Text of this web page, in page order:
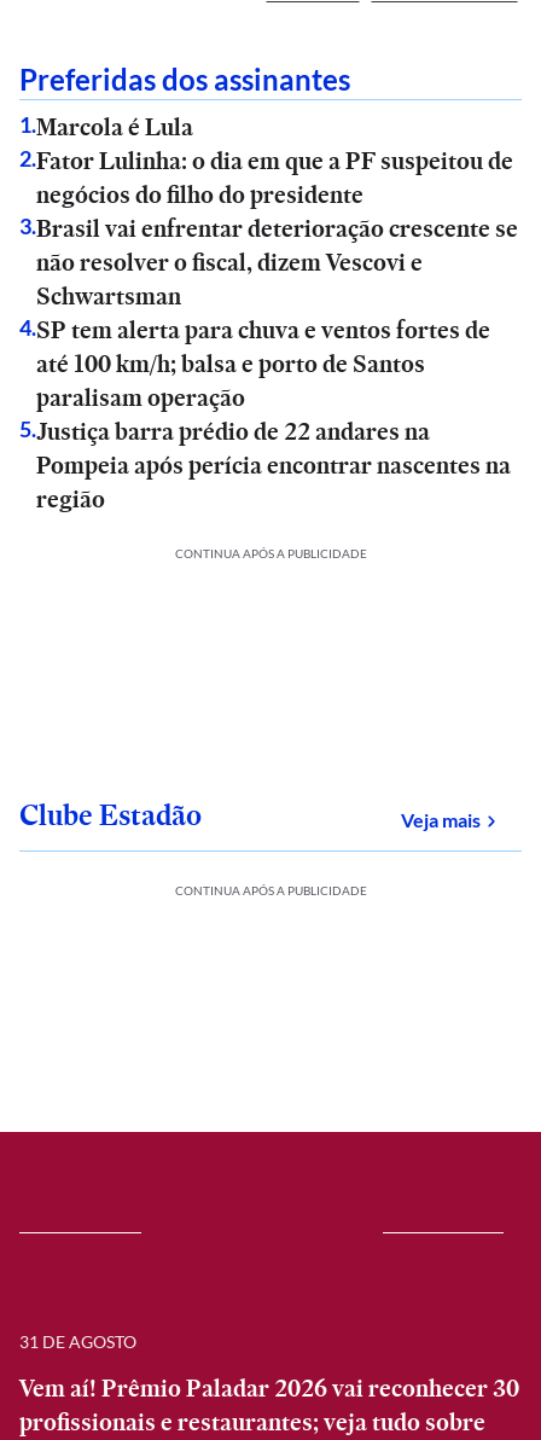
Preferidas dos assinantes
1.Marcola é Lula
2.Fator Lulinha: o dia em que a PF suspeitou de
negócios do filho do presidente
3.Brasil vai enfrentar deterioração crescente se
não resolver o fiscal, dizem Vescovi e
Schwartsman
4.SP tem alerta para chuva e ventos fortes de
até 100 km/h; balsa e porto de Santos
paralisam operação
5.Justiça barra prédio de 22 andares na
Pompeia após perícia encontrar nascentes na
região
CONTINUA APÓS A PUBLICIDADE
Clube Estadão Veja maissobre
CONTINUA APÓS A PUBLICIDADE
31 DE AGOSTO
Vem aí! Prêmio Paladar 2026 vai reconhecer 30
profissionais e restaurantes; veja tudo sobre